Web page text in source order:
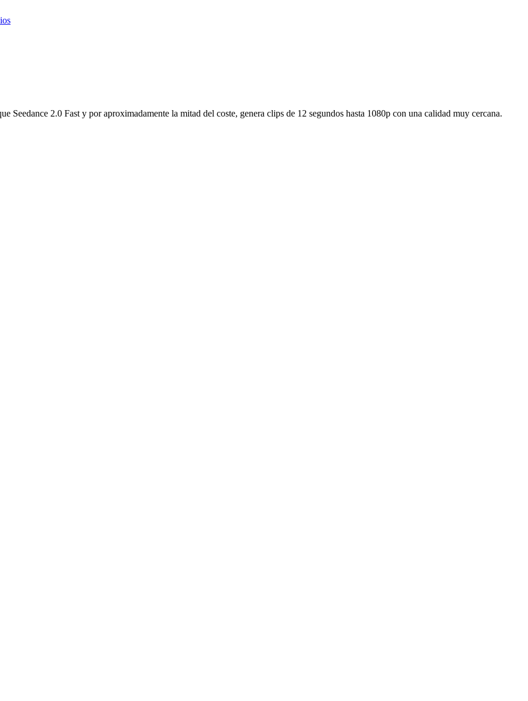
Seedance 2.0 Fast y por aproximadamente la mitad del coste, genera clips de 12 segundos hasta 1080p con una calidad muy cercana.